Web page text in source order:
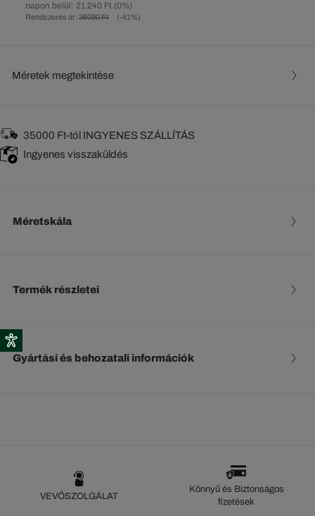
Rendszeres ár: 36090 Ft (-41%)
napon belül: 21.240 Ft (0%)
Méretek megtekintése
35000 Ft-tól INGYENES SZÁLLÍTÁS
Ingyenes visszaküldés
Méretskála
Termék részletei
Gyártási és behozatali információk
VEVŐSZOLGÁLAT
Könnyű és Biztonságos
fizetések